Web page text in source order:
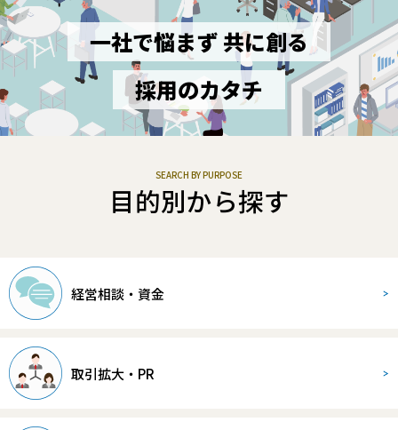
一社で悩まず 共に創る
採用のカタチ
SEARCH BY PURPOSE
目的別から探す
経営相談・資金
取引拡大・PR